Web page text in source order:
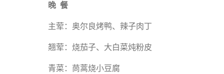
晚 餐
主荤：奥尔良烤鸭、辣子肉丁
翘荤：烧茄子、大白菜炖粉皮
青菜：茼蒿烧小豆腐